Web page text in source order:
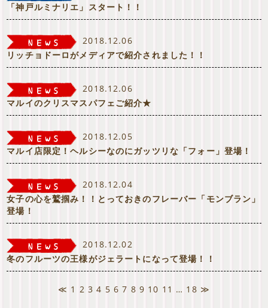
「神戸ルミナリエ」スタート！！
2018.12.06
リッチョドーロがメディアで紹介されました！！
2018.12.06
マルイのクリスマスパフェご紹介★
2018.12.05
マルイ店限定！ヘルシーなのにガッツリな「フォー」登場！
2018.12.04
女子の心を鷲掴み！！とっておきのフレーバー「モンブラン」
登場！
2018.12.02
冬のフルーツの王様がジェラートになって登場！！
≪ 1 2 3 4 5 6 7 8 9 10 11 … 18 ≫